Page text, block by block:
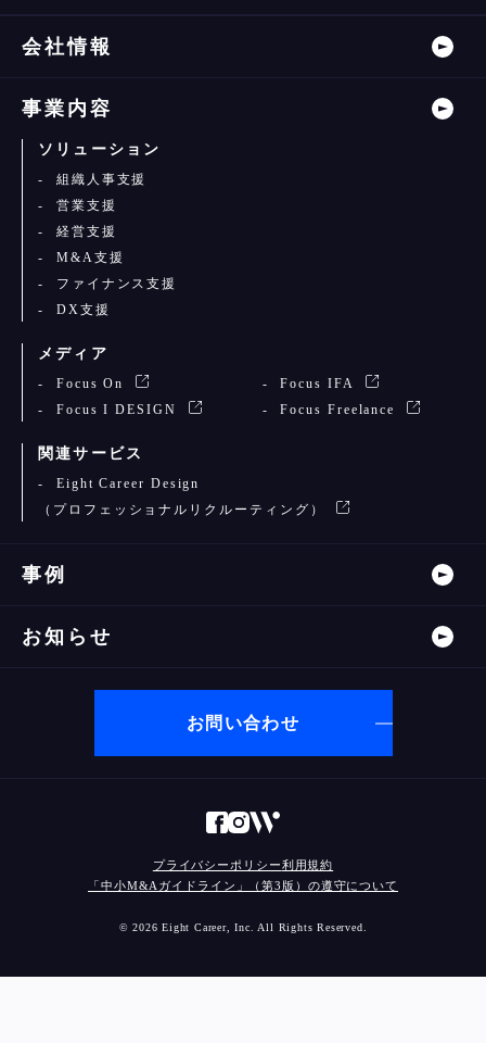
会社情報
事業内容
ソリューション
組織人事支援
営業支援
経営支援
M&A支援
ファイナンス支援
DX支援
メディア
Focus On
Focus IFA
Focus I DESIGN
Focus Freelance
関連サービス
Eight Career Design
（プロフェッショナルリクルーティング）
事例
お知らせ
お問い合わせ
プライバシーポリシー利用規約
「中小M&Aガイドライン」（第3版）の遵守について
© 2026 Eight Career, Inc. All Rights Reserved.